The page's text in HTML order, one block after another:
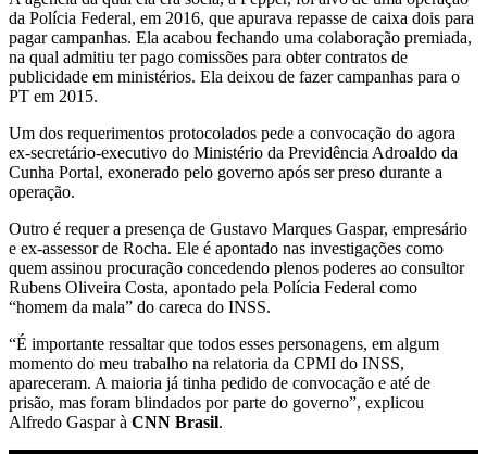
da Polícia Federal, em 2016, que apurava repasse de caixa dois para
pagar campanhas. Ela acabou fechando uma colaboração premiada,
na qual admitiu ter pago comissões para obter contratos de
publicidade em ministérios. Ela deixou de fazer campanhas para o
PT em 2015.
Um dos requerimentos protocolados pede a convocação do agora
ex-secretário-executivo do Ministério da Previdência Adroaldo da
Cunha Portal, exonerado pelo governo após ser preso durante a
operação.
Outro é requer a presença de Gustavo Marques Gaspar, empresário
e ex-assessor de Rocha. Ele é apontado nas investigações como
quem assinou procuração concedendo plenos poderes ao consultor
Rubens Oliveira Costa, apontado pela Polícia Federal como
“homem da mala” do careca do INSS.
“É importante ressaltar que todos esses personagens, em algum
momento do meu trabalho na relatoria da CPMI do INSS,
apareceram. A maioria já tinha pedido de convocação e até de
prisão, mas foram blindados por parte do governo”, explicou
Alfredo Gaspar à CNN Brasil.